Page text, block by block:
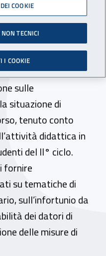
scuola:
19”
e USR Sicilia
rivolto ai dirigenti
sulle
situazione di
tenuto conto
didattica in
del II° ciclo.
fornire
su tematiche di
sull’infortunio da
dei datori di
delle misure di
COOKIE
TECNICI
I COOKIE